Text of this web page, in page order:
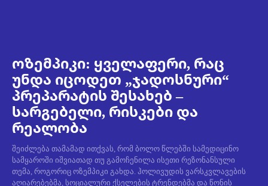
ოზემპიკი: ყველაფერი, რაც
უნდა იცოდეთ „ჯადოსნური“
პრეპარატის შესახებ –
სარგებელი, რისკები და
რეალობა
შეიძლება თამამად ითქვას, რომ ბოლო წლებში სამედიცინო
სამყაროში იშვიათად თუ გამოჩენილა ისეთი რეზონანსული
თემა, როგორიც ოზემპიკი გახდა. ჰოლივუდის ვარსკვლავების
აღიარებებმა, სოციალური ქსელების ტრენდებმა და წონის